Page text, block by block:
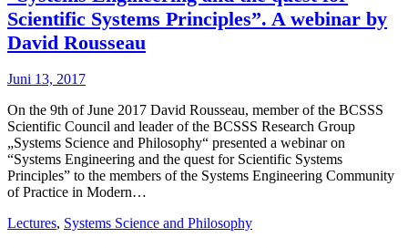
Scientific Systems Principles”. A webinar by
David Rousseau
Juni 13, 2017
On the 9th of June 2017 David Rousseau, member of the BCSSS
Scientific Council and leader of the BCSSS Research Group
„Systems Science and Philosophy“ presented a webinar on
“Systems Engineering and the quest for Scientific Systems
Principles” to the members of the Systems Engineering Community
of Practice in Modern…
Lectures, Systems Science and Philosophy